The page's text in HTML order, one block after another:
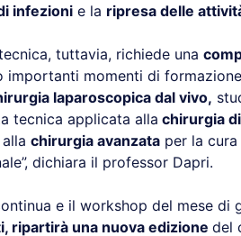
infezioni e la ripresa delle
tuttavia, richiede una
importanti momenti di
laparoscopica dal vivo,
tecnica applicata alla chirurgia
chirurgia avanzata per la
dichiara il professor Dapri.
e il workshop del mese di
ripartirà una nuova edizione del